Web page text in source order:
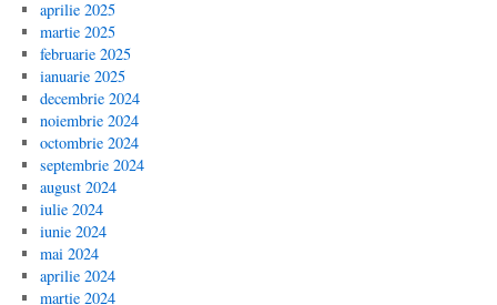
aprilie 2025
martie 2025
februarie 2025
ianuarie 2025
decembrie 2024
noiembrie 2024
octombrie 2024
septembrie 2024
august 2024
iulie 2024
iunie 2024
mai 2024
aprilie 2024
martie 2024